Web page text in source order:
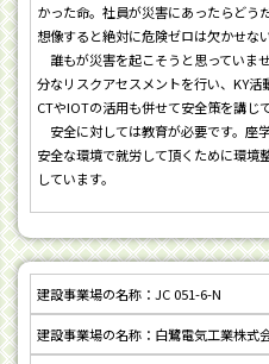
かった命。社員が災害にあったらどう
想像すると絶対に危険ゼロは欠かせな
誰もが災害を起こそうと思っていま
分なリスクアセスメントを行い、KY活
CTやIOTの活用も併せて安全策を講じて
安全に対しては教育が必要です。座
安全な環境で就労して頂くために環境
しています。
JC 051-6-N
白鷺電気工業株式